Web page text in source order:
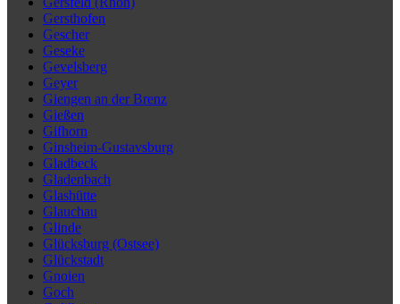
Gersthofen
Gescher
Geseke
Gevelsberg
Geyer
Giengen an der Brenz
Gießen
Gifhorn
Ginsheim-Gustavsburg
Gladbeck
Gladenbach
Glashütte
Glauchau
Glinde
Glücksburg (Ostsee)
Glückstadt
Gnoien
Goch